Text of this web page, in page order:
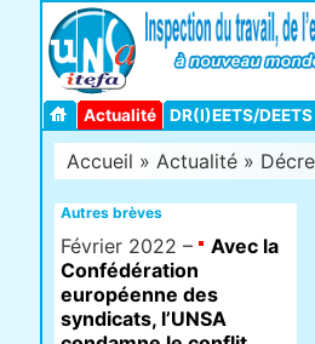
Actualité DR(I)EETS/DEETS
Accueil » Actualité »
Autres brèves
Février 2022 –
Avec la
Confédération
européenne des
syndicats, l’UNSA